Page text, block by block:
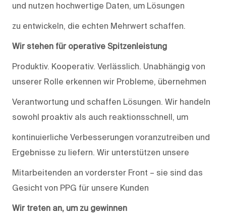
und nutzen hochwertige Daten, um Lösungen
zu entwickeln, die echten Mehrwert schaffen.
Wir stehen für operative Spitzenleistung
Produktiv. Kooperativ. Verlässlich. Unabhängig von
unserer Rolle erkennen wir Probleme, übernehmen
Verantwortung und schaffen Lösungen. Wir handeln
sowohl proaktiv als auch reaktionsschnell, um
kontinuierliche Verbesserungen voranzutreiben und
Ergebnisse zu liefern. Wir unterstützen unsere
Mitarbeitenden an vorderster Front – sie sind das
Gesicht von PPG für unsere Kunden
Wir treten an, um zu gewinnen